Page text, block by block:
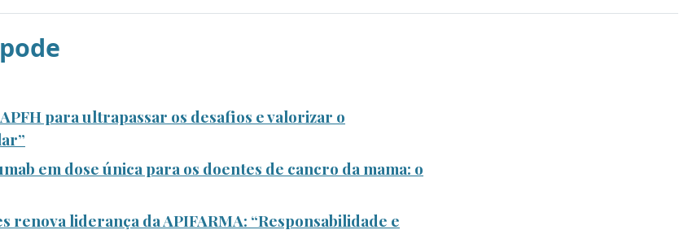
para ultrapassar os desafios e valorizar o
em dose única para os doentes de cancro da mama: o
renova liderança da APIFARMA: “Responsabilidade e